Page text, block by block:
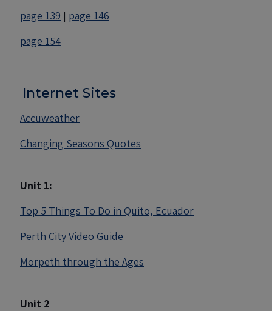
page 139 | page 146
page 154
Internet Sites
Accuweather
Changing Seasons Quotes
Unit 1:
Top 5 Things To Do in Quito, Ecuador
Perth City Video Guide
Morpeth through the Ages
Unit 2